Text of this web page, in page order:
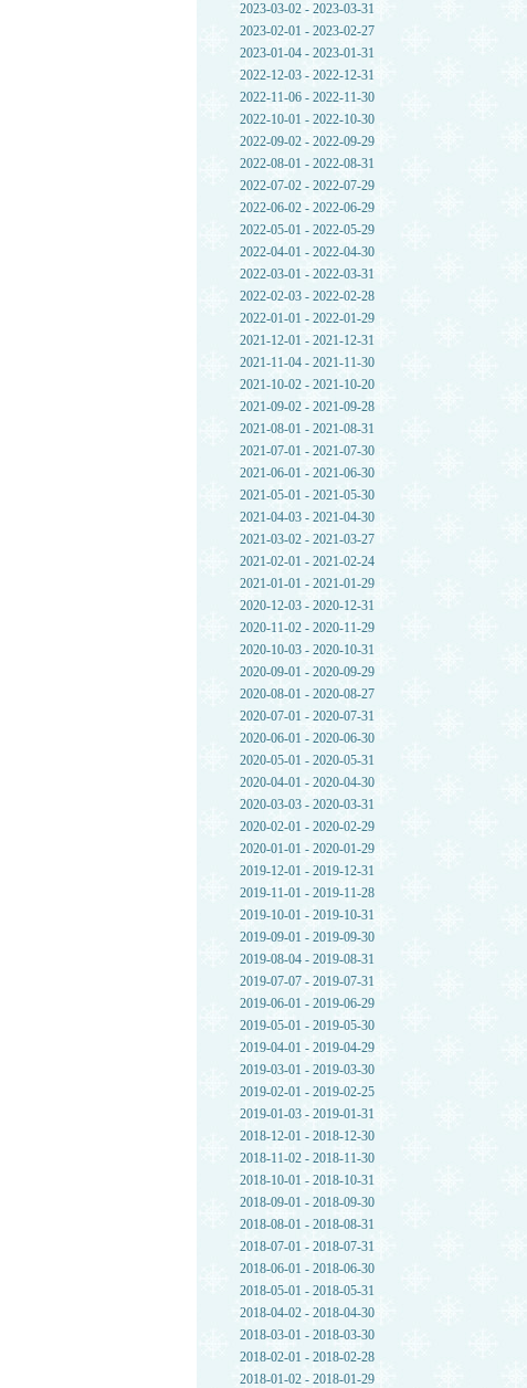
2023-03-02 - 2023-03-31
2023-02-01 - 2023-02-27
2023-01-04 - 2023-01-31
2022-12-03 - 2022-12-31
2022-11-06 - 2022-11-30
2022-10-01 - 2022-10-30
2022-09-02 - 2022-09-29
2022-08-01 - 2022-08-31
2022-07-02 - 2022-07-29
2022-06-02 - 2022-06-29
2022-05-01 - 2022-05-29
2022-04-01 - 2022-04-30
2022-03-01 - 2022-03-31
2022-02-03 - 2022-02-28
2022-01-01 - 2022-01-29
2021-12-01 - 2021-12-31
2021-11-04 - 2021-11-30
2021-10-02 - 2021-10-20
2021-09-02 - 2021-09-28
2021-08-01 - 2021-08-31
2021-07-01 - 2021-07-30
2021-06-01 - 2021-06-30
2021-05-01 - 2021-05-30
2021-04-03 - 2021-04-30
2021-03-02 - 2021-03-27
2021-02-01 - 2021-02-24
2021-01-01 - 2021-01-29
2020-12-03 - 2020-12-31
2020-11-02 - 2020-11-29
2020-10-03 - 2020-10-31
2020-09-01 - 2020-09-29
2020-08-01 - 2020-08-27
2020-07-01 - 2020-07-31
2020-06-01 - 2020-06-30
2020-05-01 - 2020-05-31
2020-04-01 - 2020-04-30
2020-03-03 - 2020-03-31
2020-02-01 - 2020-02-29
2020-01-01 - 2020-01-29
2019-12-01 - 2019-12-31
2019-11-01 - 2019-11-28
2019-10-01 - 2019-10-31
2019-09-01 - 2019-09-30
2019-08-04 - 2019-08-31
2019-07-07 - 2019-07-31
2019-06-01 - 2019-06-29
2019-05-01 - 2019-05-30
2019-04-01 - 2019-04-29
2019-03-01 - 2019-03-30
2019-02-01 - 2019-02-25
2019-01-03 - 2019-01-31
2018-12-01 - 2018-12-30
2018-11-02 - 2018-11-30
2018-10-01 - 2018-10-31
2018-09-01 - 2018-09-30
2018-08-01 - 2018-08-31
2018-07-01 - 2018-07-31
2018-06-01 - 2018-06-30
2018-05-01 - 2018-05-31
2018-04-02 - 2018-04-30
2018-03-01 - 2018-03-30
2018-02-01 - 2018-02-28
2018-01-02 - 2018-01-29